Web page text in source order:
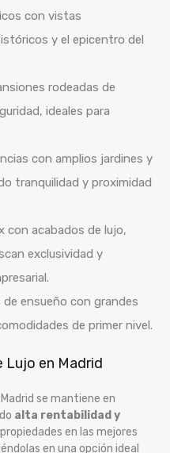
con vistas
y el epicentro del
rodeadas de
ideales para
con amplios jardines y
tranquilidad y proximidad
con acabados de lujo,
exclusividad y
de ensueño con grandes
de primer nivel.
Lujo en Madrid
se mantiene en
alta rentabilidad y
en las mejores
en una opción ideal